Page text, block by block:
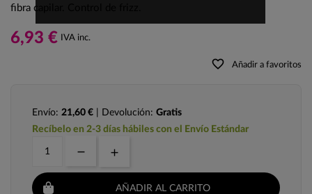
fibra capilar. Control de frizz.
6,93 € IVA inc.
favorite_border Añadir a favoritos
Envío: 21,60 € | Devolución: Gratis
Recíbelo en 2-3 días hábiles con el Envío Estándar
AÑADIR AL CARRITO